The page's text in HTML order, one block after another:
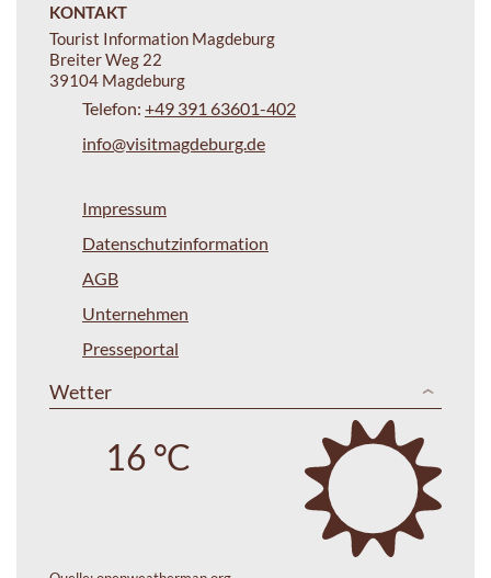
KONTAKT
Tourist Information Magdeburg
Breiter Weg 22
39104 Magdeburg
Telefon: +49 391 63601-402
info@visitmagdeburg.de
Impressum
Datenschutzinformation
AGB
Unternehmen
Presseportal
Wetter
16 °C